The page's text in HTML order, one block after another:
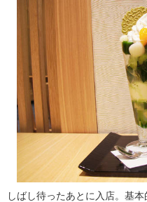
しばし待ったあとに入店。基